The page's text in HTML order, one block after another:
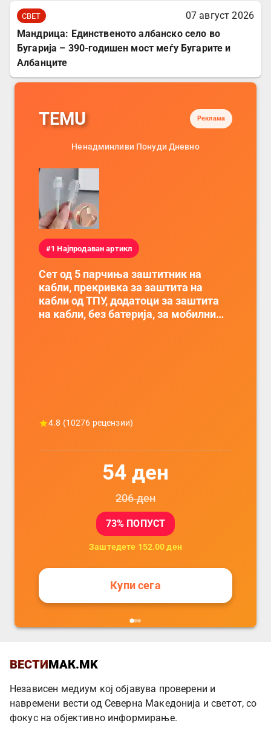
СВЕТ
07 август 2026
Мандрица: Единственото албанско село во
Бугарија – 390-годишен мост меѓу Бугарите и
Албанците
TEMU Реклама
Ненадминливи Понуди Дневно
#1 Најпродаван артикл
Сет од 5 парчиња заштитник на
кабли, прекривка за заштита на
кабли од ТПУ, додатоци за заштита
на кабли, без батерија, за мобилни
4.8 (10276 рецензии)
54 ден
206ден
73% ПОПУСТ
Заштедете 152.00 ден
Купи сега
ВЕСТИМАК.MK
Независен медиум кој објавува проверени и
навремени вести од Северна Македонија и светот, со
фокус на објективно информирање.